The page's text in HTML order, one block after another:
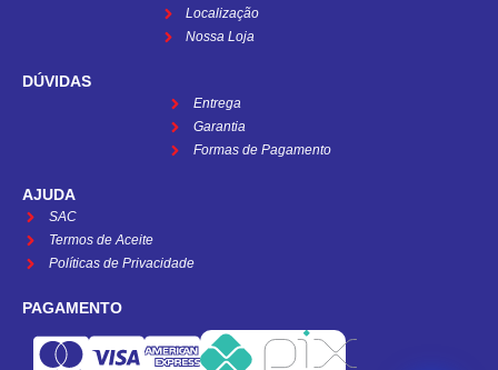
Localização
Nossa Loja
DÚVIDAS
Entrega
Garantia
Formas de Pagamento
AJUDA
SAC
Termos de Aceite
Políticas de Privacidade
PAGAMENTO